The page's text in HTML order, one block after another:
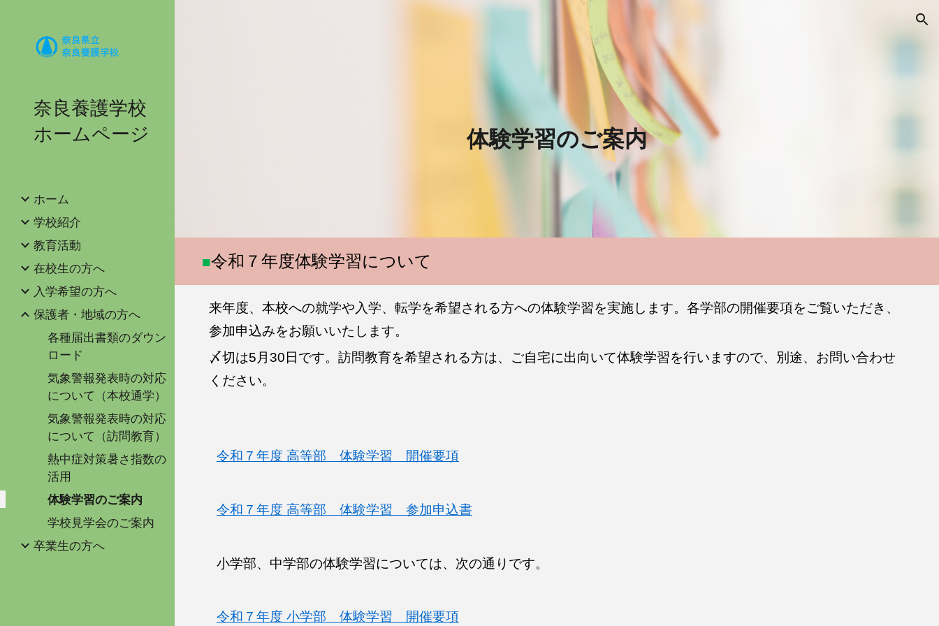
Skip to navigation
奈良養護学校
ホームページ
ホーム
学校紹介
教育活動
在校生の方へ
入学希望の方へ
保護者・地域の方へ
各種届出書類のダウン
ロード
気象警報発表時の対応
について（本校通学）
気象警報発表時の対応
について（訪問教育）
熱中症対策暑さ指数の
活用
体験学習のご案内
学校見学会のご案内
卒業生の方へ
体験学習のご案内
■令和７年度体験学習について
来年度、本校への就学や入学、転学を希望される方への体験学習を実施します。各学部の開催要項をご覧いただき、
参加申込みをお願いいたします。
〆切は5月30日です。訪問教育を希望される方は、ご自宅に出向いて体験学習を行いますので、別途、お問い合わせ
ください。
令和７年度 高等部 体験学習 開催要項
令和７年度 高等部 体験学習 参加申込書
小学部、中学部の体験学習については、次の通りです。
令和７年度 小学部 体験学習 開催要項